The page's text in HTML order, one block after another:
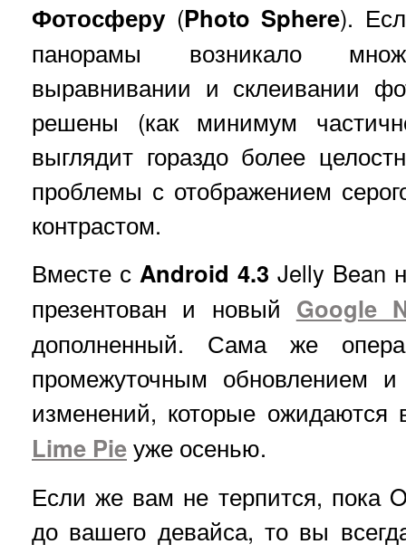
Фотосферу(Photo Sphere).
панорамы возникало
выравнивании и склеивании
решены (как минимум
выглядит гораздо более
проблемы с отображением
контрастом.
Вместе с Android 4.3 Jelly Bean
презентован и новый Google
дополненный. Сама же
промежуточным обновлением и
изменений, которые
Lime Pieуже осенью.
Если же вам не терпится, пока
до вашего девайса, то вы